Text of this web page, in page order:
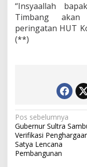
“Insyaallah
Timbang
peringatan HUT
(**)
N
a
v
Pos sebelumnya
Gubernur Sultra
Verifikasi
Satya Lencana
Pembangunan